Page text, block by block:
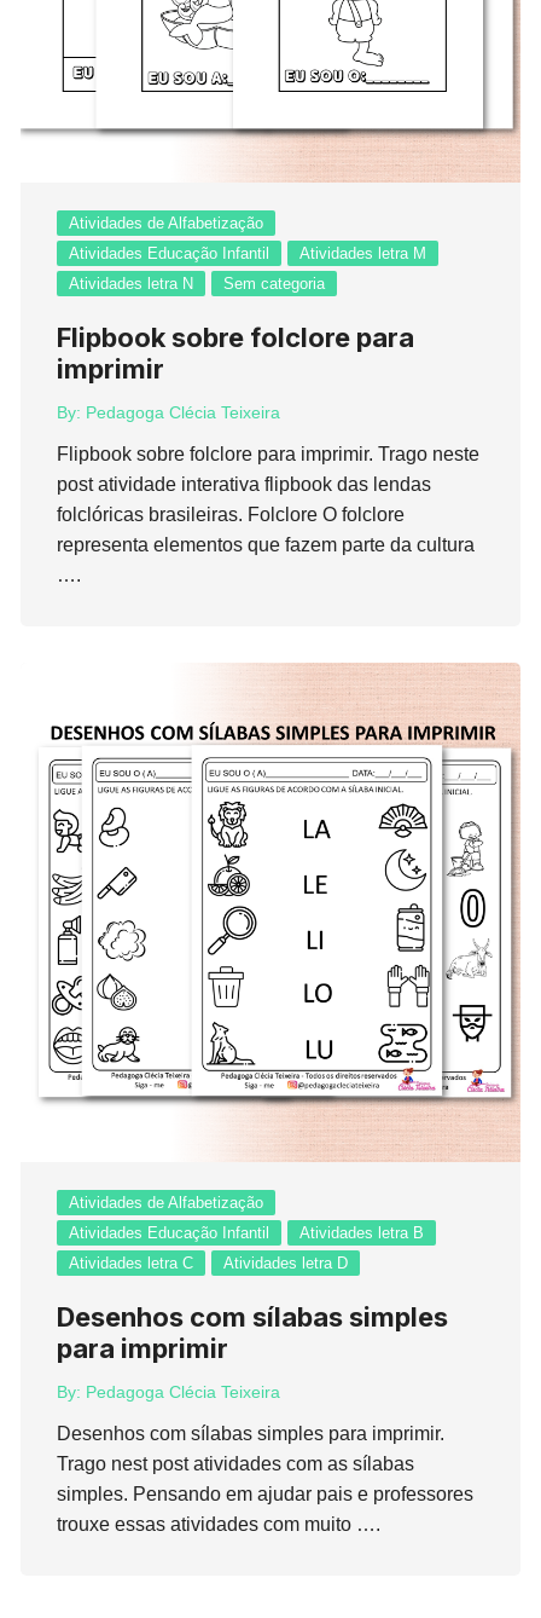
Atividades de Alfabetização
Atividades Educação Infantil
Atividades letra M
Atividades letra N
Sem categoria
Flipbook sobre folclore para
imprimir
By: Pedagoga Clécia Teixeira
Flipbook sobre folclore para imprimir. Trago neste
post atividade interativa flipbook das lendas
folclóricas brasileiras. Folclore O folclore
representa elementos que fazem parte da cultura
….
Atividades de Alfabetização
Atividades Educação Infantil
Atividades letra B
Atividades letra C
Atividades letra D
Desenhos com sílabas simples
para imprimir
By: Pedagoga Clécia Teixeira
Desenhos com sílabas simples para imprimir.
Trago nest post atividades com as sílabas
simples. Pensando em ajudar pais e professores
trouxe essas atividades com muito ….